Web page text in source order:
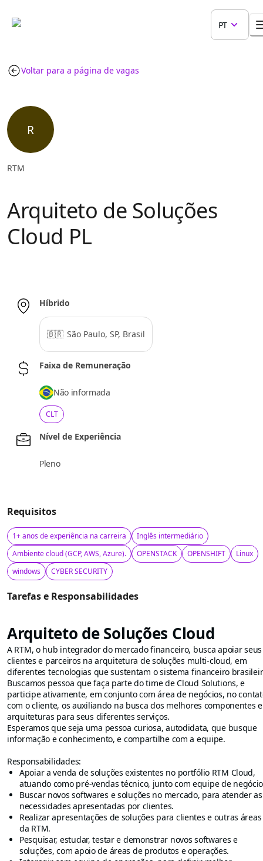
PT
Voltar para a página de vagas
R
RTM
Arquiteto de Soluções
Cloud PL
Híbrido
🇧🇷 São Paulo, SP, Brasil
Faixa de Remuneração
Não informada
CLT
Nível de Experiência
Pleno
Requisitos
1+ anos de experiência na carreira
Inglês intermediário
Ambiente cloud (GCP, AWS, Azure).
OPENSTACK OPENSHIFT
Linux
windows
CYBER SECURITY
Tarefas e Responsabilidades
Arquiteto de Soluções Cloud
A RTM, o hub integrador do mercado financeiro, busca apoiar seus
clientes e parceiros na arquitetura de soluções multi-cloud, em
diferentes tecnologias que sustentam o sistema financeiro
Buscamos pessoa que faça parte do time de Cloud Solutions, e
participe ativamente, em conjunto com área de negócios, no
com o cliente, os auxiliando na busca dos melhores componentes e
arquiteturas para seus diferentes serviços.
Esperamos que seja uma pessoa curiosa, autodidata, que busque
informação e conhecimento, e compartilhe com a equipe.
Responsabilidades:
Apoiar a venda de soluções existentes no portfólio RTM Cloud,
atuando como pré-vendas técnico, junto com equipe de
Buscar novos softwares e soluções no mercado, para atender as
necessidades apresentadas por clientes.
Realizar apresentações de soluções para clientes e outras áreas
da RTM.
Pesquisar, estudar, testar e demonstrar novos softwares e
soluções, com apoio de áreas de produtos e operações.